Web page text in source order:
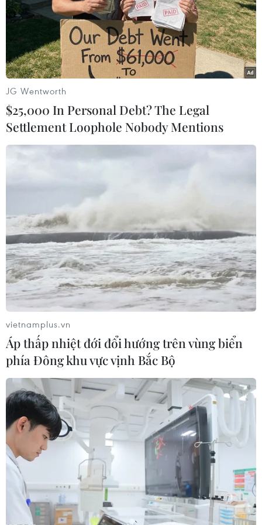
Lãnh đạo Đức, Pháp kêu gọi giảm căng
thẳng trong vấn đề Ukraine
26/01/2022 00:21
Thủ tướng Đức Olaf Scholz kêu gọi Nga giúp xoa dịu
tình hình hiện nay liên quan cuộc khủng hoảng Ukraine,
cảnh báo về những hậu quả nghiêm trọng trong trường
hợp xảy ra xung đột quân sự.
JG Wentworth
$25,000 In Personal Debt? The Legal
Settlement Loophole Nobody Mentions
vietnamplus.vn
Áp thấp nhiệt đới đổi hướng trên vùng biển
phía Đông khu vực vịnh Bắc Bộ